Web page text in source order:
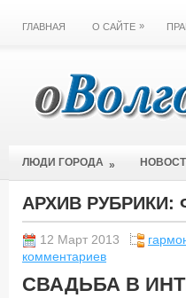
ГЛАВНАЯ О САЙТЕ »
ЛЮДИ ГОРОДА »
АРХИВ РУБРИКИ:
12 Март 2013
комментариев
СВАДЬБА В